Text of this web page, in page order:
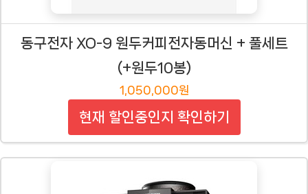
동구전자 XO-9 원두커피전자동머신 + 풀세트
(+원두10봉)
1,050,000원
현재 할인중인지 확인하기